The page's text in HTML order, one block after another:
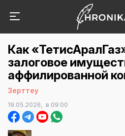
Как
залоговое
аффилированной
Зерттеу
19.05.2026, в 09:00